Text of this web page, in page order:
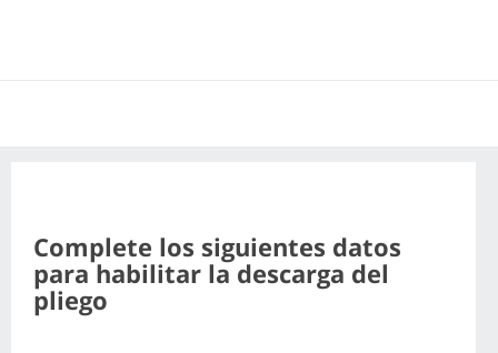
Complete los siguientes datos
para habilitar la descarga del
pliego